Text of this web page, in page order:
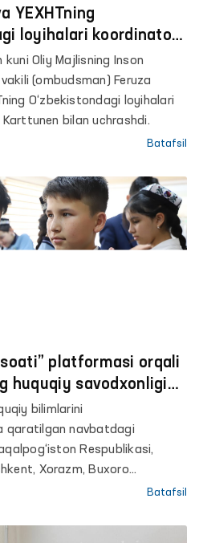
YEXHTning
loyihalari koordinatori
yo‘nalishlari
Oliy Majlisning Inson
(ombudsman) Feruza
O‘zbekistondagi loyihalari
bilan uchrashdi.
Batafsil
soati” platformasi orqali
huquqiy savodxonligi
bilimlarini
qaratilgan navbatdagi
Respublikasi,
Xorazm, Buxoro
shahridagi umumta’lim
vakillari tomonidan
Batafsil